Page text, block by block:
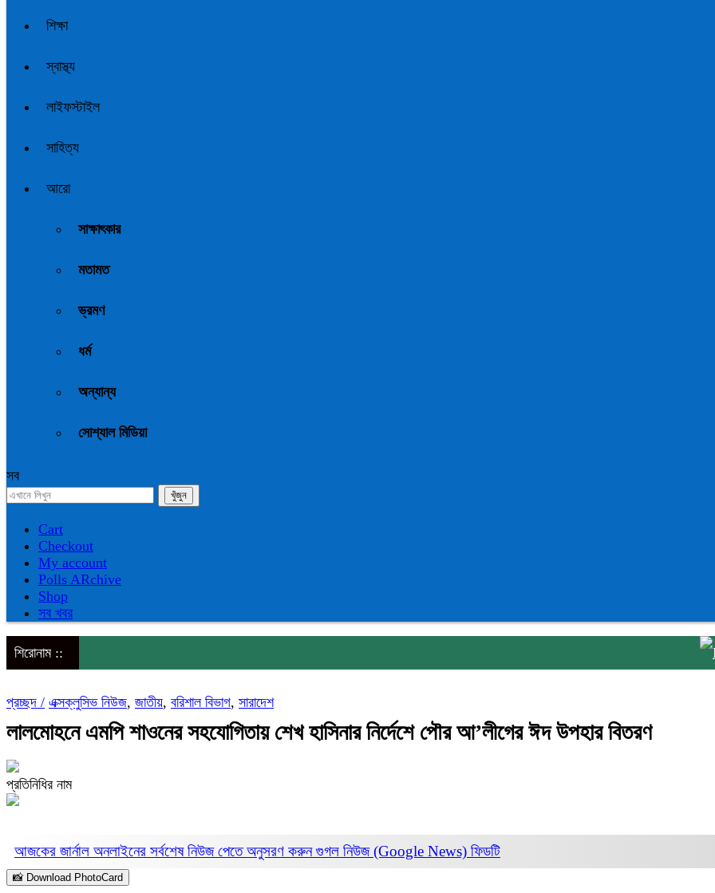
শিক্ষা
স্বাস্থ্য
লাইফস্টাইল
সাহিত্য
আরো
সাক্ষাৎকার
মতামত
ভ্রমণ
ধর্ম
অন্যান্য
সোশ্যাল মিডিয়া
সব
Cart
Checkout
My account
Polls ARchive
Shop
সব খবর
শিরোনাম ::
প্রচ্ছদ / এক্সক্লুসিভ নিউজ, জাতীয়, বরিশাল বিভাগ, সারাদেশ
লালমোহনে এমপি শাওনের সহযোগিতায় শেখ হাসিনার নির্দেশে পৌর আ’লীগের ঈদ উপহার বিতরণ
প্রতিনিধির নাম
আজকের জার্নাল অনলাইনের সর্বশেষ নিউজ পেতে অনুসরণ করুনগুগল নিউজ (Google News) ফিডটি
📸 Download PhotoCard